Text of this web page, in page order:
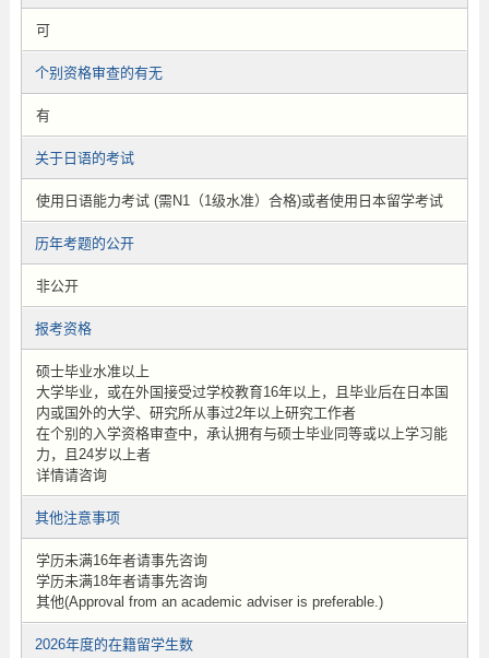
可
个别资格审查的有无
有
关于日语的考试
使用日语能力考试 (需N1（1级水准）合格)或者使用日本留学考试
历年考题的公开
非公开
报考资格
硕士毕业水准以上
大学毕业，或在外国接受过学校教育16年以上，且毕业后在日本国
内或国外的大学、研究所从事过2年以上研究工作者
在个别的入学资格审查中，承认拥有与硕士毕业同等或以上学习能
力，且24岁以上者
详情请咨询
其他注意事项
学历未满16年者请事先咨询
学历未满18年者请事先咨询
其他(Approval from an academic adviser is preferable.)
2026年度的在籍留学生数